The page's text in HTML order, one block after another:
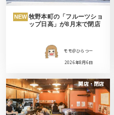
NEW 牧野本町の「フルーツショ
ップ日高」が8月末で閉店
モモ＠ひらつー
2026年8月6日
開店・閉店